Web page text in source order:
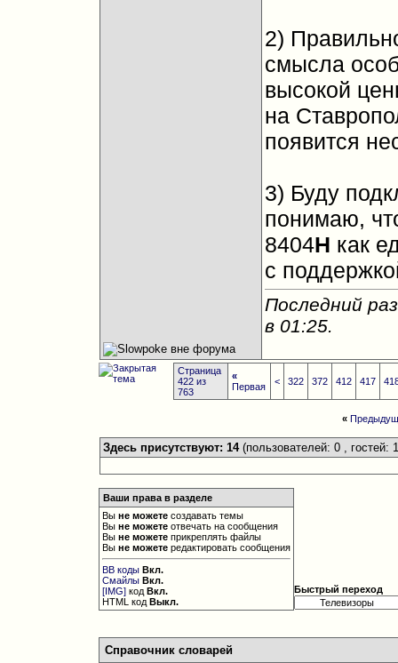
2)
смысла
высокой
на
появится
3) Буду
понимаю,
8404H как
с
Последний
в 01:25.
Страница
422 из
763
«
Первая
< 322 372 412 417
«
Здесь присутствуют: 14 (пользователей: 0 , гостей:
Ваши права в разделе
Выне можете создавать темы
Выне можете отвечать на сообщения
Выне можете прикреплять файлы
Выне можете редактировать сообщения
BB коды Вкл.
Смайлы Вкл.
[IMG] кодВкл.
HTML кодВыкл.
Быстрый переход
Справочник словарей